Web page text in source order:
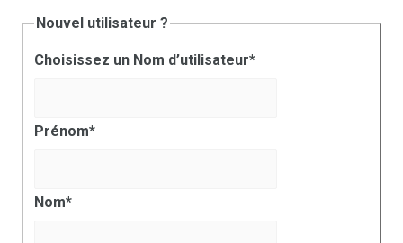
Nouvel utilisateur ?
Choisissez un Nom d’utilisateur*
Prénom*
Nom*